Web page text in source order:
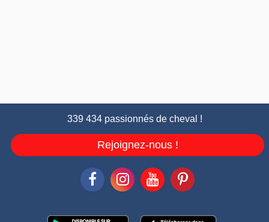
339 434 passionnés de cheval !
Rejoignez-nous !